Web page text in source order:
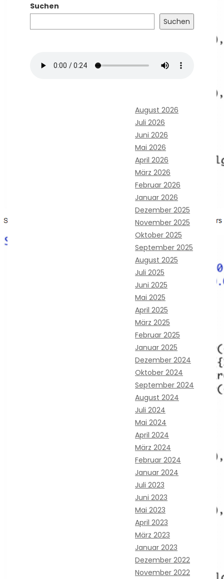
Suchen
Suchen
August 2026
Juli 2026
Juni 2026
Mai 2026
April 2026
März 2026
Februar 2026
Januar 2026
Dezember 2025
November 2025
Oktober 2025
September 2025
August 2025
Juli 2025
Juni 2025
Mai 2025
April 2025
März 2025
Februar 2025
Januar 2025
Dezember 2024
Oktober 2024
September 2024
August 2024
Juli 2024
Mai 2024
April 2024
März 2024
Februar 2024
Januar 2024
Juli 2023
Juni 2023
Mai 2023
April 2023
März 2023
Januar 2023
Dezember 2022
November 2022